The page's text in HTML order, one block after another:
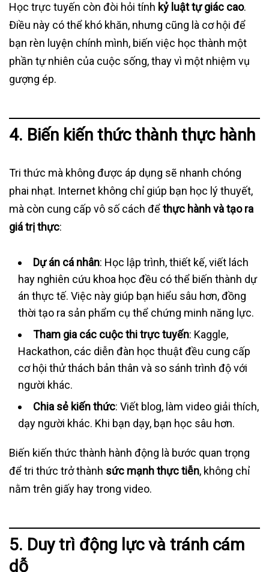
Học trực tuyến còn đòi hỏi tính kỷ luật tự giác cao.
Điều này có thể khó khăn, nhưng cũng là cơ hội để
bạn rèn luyện chính mình, biến việc học thành một
phần tự nhiên của cuộc sống, thay vì một nhiệm vụ
gượng ép.
4. Biến kiến thức thành thực hành
Tri thức mà không được áp dụng sẽ nhanh chóng
phai nhạt. Internet không chỉ giúp bạn học lý thuyết,
mà còn cung cấp vô số cách đểthực hành và tạo ra
giá trị thực:
Dự án cá nhân: Học lập trình, thiết kế, viết lách
hay nghiên cứu khoa học đều có thể biến thành dự
án thực tế. Việc này giúp bạn hiểu sâu hơn, đồng
thời tạo ra sản phẩm cụ thể chứng minh năng lực.
Tham gia các cuộc thi trực tuyến: Kaggle,
Hackathon, các diễn đàn học thuật đều cung cấp
cơ hội thử thách bản thân và so sánh trình độ với
người khác.
Chia sẻ kiến thức: Viết blog, làm video giải thích,
dạy người khác. Khi bạn dạy, bạn học sâu hơn.
Biến kiến thức thành hành động là bước quan trọng
để tri thức trở thành sức mạnh thực tiễn, không chỉ
nằm trên giấy hay trong video.
5. Duy trì động lực và tránh cám
dỗ